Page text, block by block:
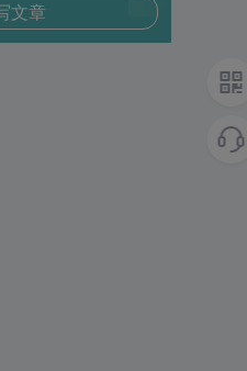
文章